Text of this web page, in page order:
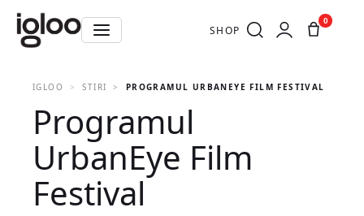
SHOP
0
IGLOO STIRI PROGRAMUL URBANEYE FILM FESTIVAL
Programul
UrbanEye Film
Festival